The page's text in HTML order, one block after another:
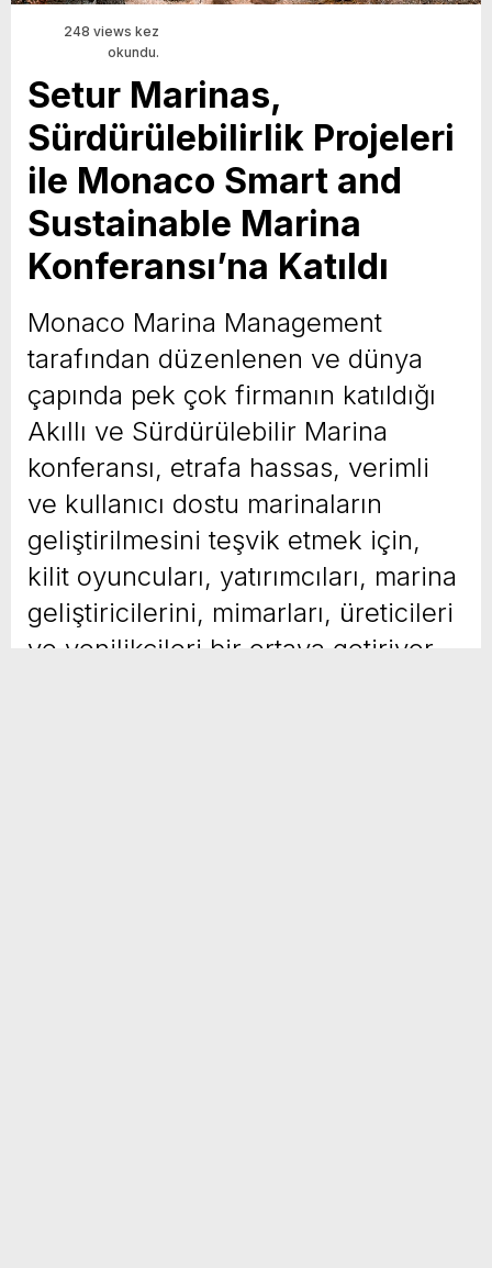
248 views kez
okundu.
Setur Marinas,
Sürdürülebilirlik Projeleri
ile Monaco Smart and
Sustainable Marina
Konferansı’na Katıldı
Monaco Marina Management
tarafından düzenlenen ve dünya
çapında pek çok firmanın katıldığı
Akıllı ve Sürdürülebilir Marina
konferansı, etrafa hassas, verimli
ve kullanıcı dostu marinaların
geliştirilmesini teşvik etmek için,
kilit oyuncuları, yatırımcıları, marina
geliştiricilerini, mimarları, üreticileri
ve yenilikçileri bir ortaya getiriyor